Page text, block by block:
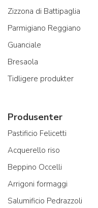
Zizzona di Battipaglia
Parmigiano Reggiano
Guanciale
Bresaola
Tidligere produkter
Produsenter
Pastificio Felicetti
Acquerello riso
Beppino Occelli
Arrigoni formaggi
Salumificio Pedrazzoli